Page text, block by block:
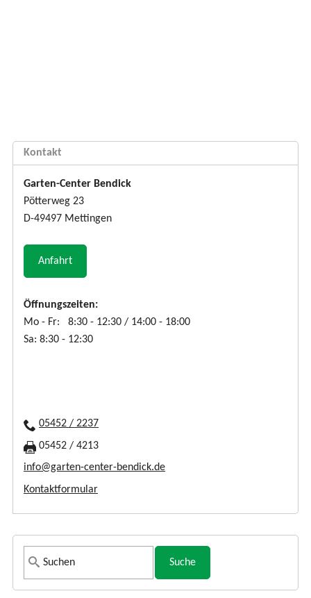
Kontakt
Garten-Center Bendick
Pötterweg 23
D-49497 Mettingen
Anfahrt
Öffnungszeiten:
Mo - Fr: 8:30 - 12:30 / 14:00 - 18:00
Sa: 8:30 - 12:30
05452 / 2237
05452 / 4213
info@garten-center-bendick.de
Kontaktformular
S
u